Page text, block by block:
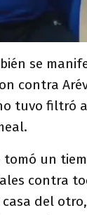
se
contra
tuvo filtró
tomó un
contra
del